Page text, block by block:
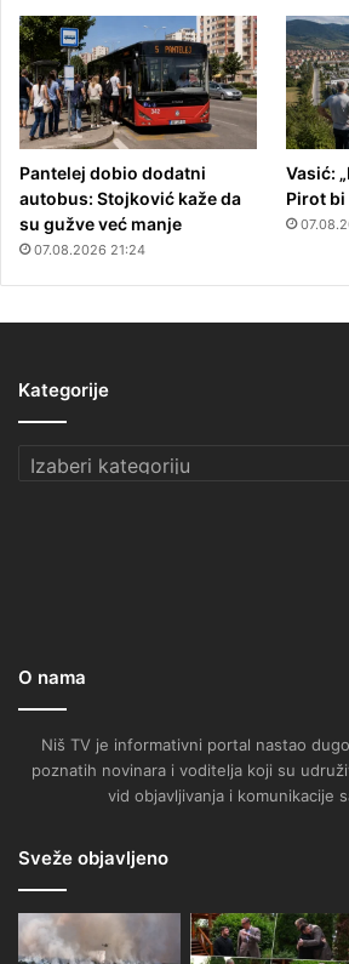
Pantelej dobio dodatni
autobus: Stojković kaže da
su gužve već manje
07.08.2026 21:24
Vasić:
Pirot
Kategorije
Kategorije
O nama
Niš TV je informativni portal nastao
poznatih novinara i voditelja koji su
vid objavljivanja i komunikacije
Sveže objavljeno